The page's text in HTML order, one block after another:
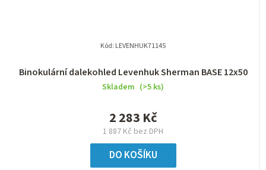
Binokulární dalekohled Levenhuk Sherman BASE 12x50
Skladem (>5 ks)
1 887 Kč bez DPH
2 283 Kč
DO KOŠÍKU
Kód: LEVENHUK71145